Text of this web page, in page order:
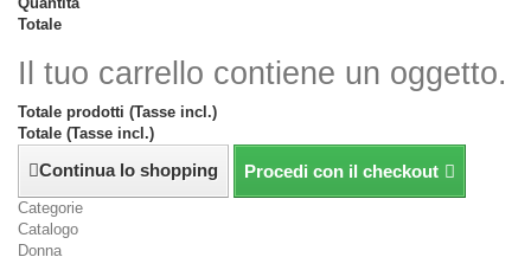
Totale
Il tuo carrello contiene un oggetto.
Totale prodotti (Tasse incl.)
Totale (Tasse incl.)
Continua lo shopping Procedi con il checkout
Categorie
Catalogo
Donna